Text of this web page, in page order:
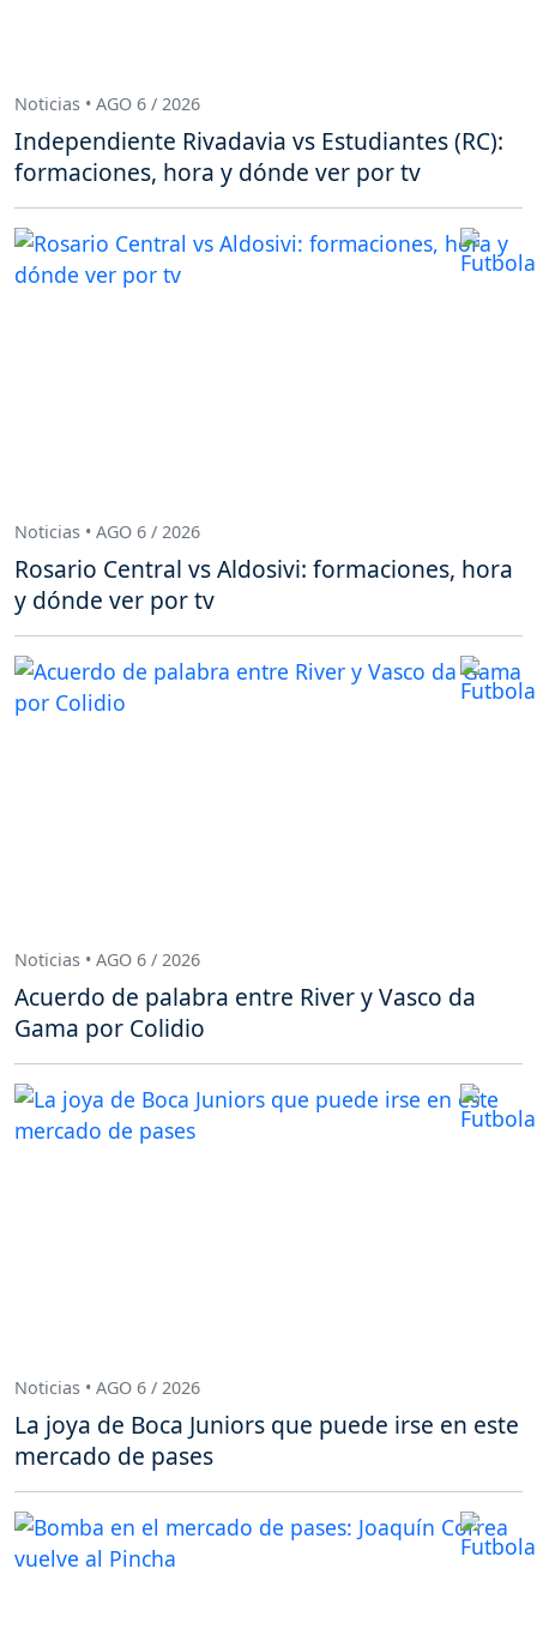
Noticias • AGO 6 / 2026
Independiente Rivadavia vs Estudiantes (RC):
formaciones, hora y dónde ver por tv
Noticias • AGO 6 / 2026
Rosario Central vs Aldosivi: formaciones, hora
y dónde ver por tv
Noticias • AGO 6 / 2026
Acuerdo de palabra entre River y Vasco da
Gama por Colidio
Noticias • AGO 6 / 2026
La joya de Boca Juniors que puede irse en este
mercado de pases